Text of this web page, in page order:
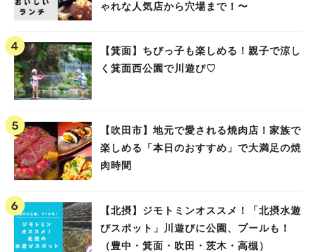
ゃれな人気店から穴場まで！〜
【箕面】ちびっ子も楽しめる！親子で涼し
く箕面西公園で川遊び♡
【吹田市】地元で愛される焼肉店！家族で
楽しめる「本日のおすすめ」で大満足の焼
肉時間
【北摂】ジモトミンオススメ！「北摂水遊
びスポット」川遊びに公園、プールも！
（豊中・箕面・吹田・茨木・高槻）